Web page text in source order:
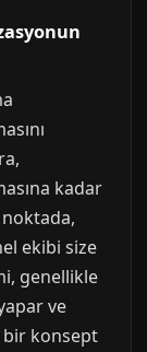
kadar
ekibi size
genellikle
ve
bir konsept